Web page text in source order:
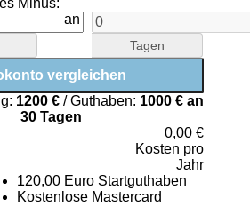
Minus:
an
Tagen
1200 € / Guthaben: 1000 € an
30 Tagen
0,00 €
Kosten pro
Jahr
120,00 Euro Startguthaben
Kostenlose Mastercard